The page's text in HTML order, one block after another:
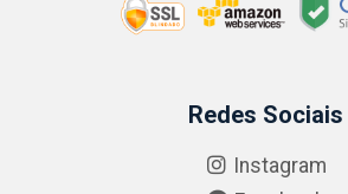
Redes Sociais
Instagram